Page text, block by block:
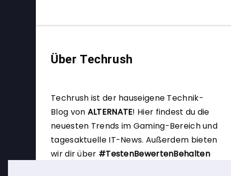
Über Techrush
Techrush ist der hauseigene Technik-
Blog von ALTERNATE! Hier findest du die
neuesten Trends im Gaming-Bereich und
tagesaktuelle IT-News. Außerdem bieten
wir dir über #TestenBewertenBehalten